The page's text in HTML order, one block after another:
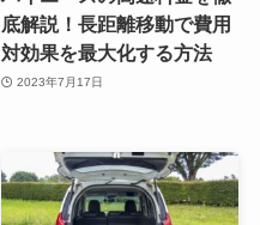
底解説！長距離移動で費用
対効果を最大化する方法
2023年7月17日